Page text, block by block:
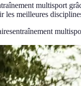
multisport
les meilleures
entraînement